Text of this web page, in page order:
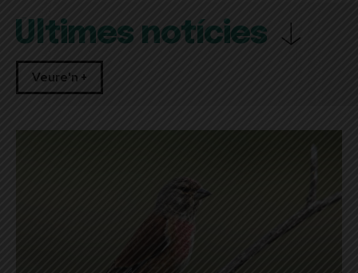
Últimes notícies
Veure'n +